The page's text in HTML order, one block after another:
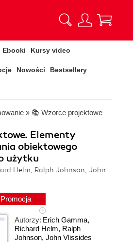
Ebooki Kursy video
Nowości Bestsellery
» 📚 Wzorce projektowe
Elementy
obiektowego
użytku
Helm, Ralph Johnson, John
Promocja
Autorzy: Erich Gamma,
Richard Helm, Ralph
Johnson, John Vlissides